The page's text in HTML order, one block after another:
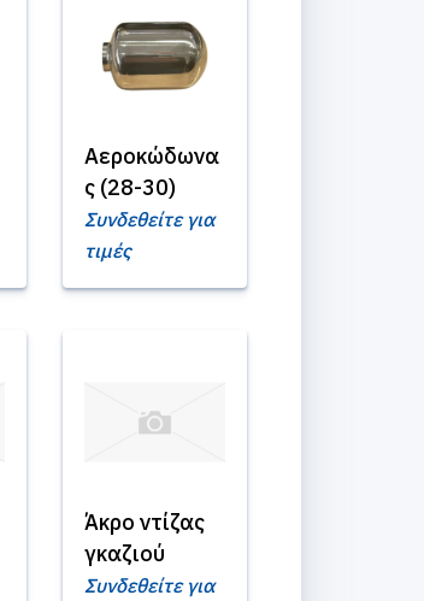
Αεροκώδωνα
ς (28-30)
Συνδεθείτε για
τιμές
Άκρο ντίζας
γκαζιού
Συνδεθείτε για